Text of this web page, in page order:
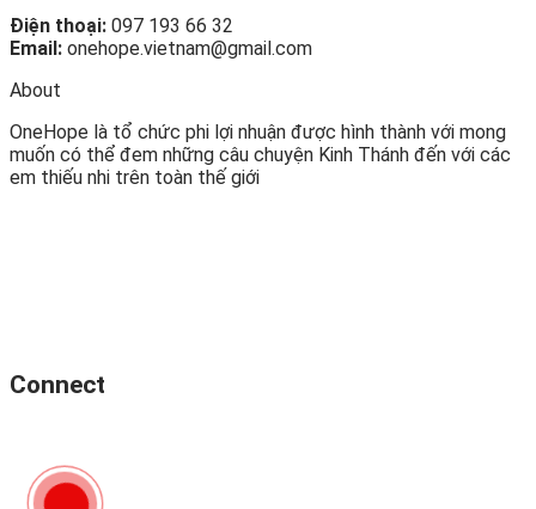
Điện thoại: 097 193 66 32
Email: onehope.vietnam@gmail.com
About
OneHope là tổ chức phi lợi nhuận được hình thành với mong
muốn có thể đem những câu chuyện Kinh Thánh đến với các
em thiếu nhi trên toàn thế giới
Connect